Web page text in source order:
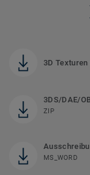
3D
3DS/DAE/
ZIP
MS_WORD